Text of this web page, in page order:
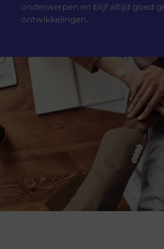
onderwerpen en blijf altijd goed
ontwikkelingen.